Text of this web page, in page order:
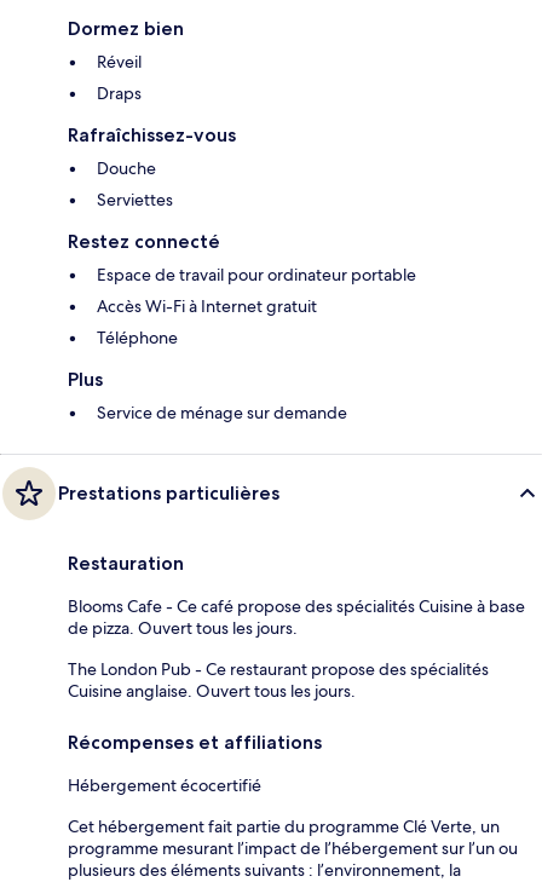
Dormez bien
Réveil
Draps
Rafraîchissez-vous
Douche
Serviettes
Restez connecté
Espace de travail pour ordinateur portable
Accès Wi-Fi à Internet gratuit
Téléphone
Plus
Service de ménage sur demande
Prestations particulières
Restauration
Blooms Cafe - Ce café propose des spécialités Cuisine à base
de pizza. Ouvert tous les jours.
The London Pub - Ce restaurant propose des spécialités
Cuisine anglaise. Ouvert tous les jours.
Récompenses et affiliations
Hébergement écocertifié
Cet hébergement fait partie du programme Clé Verte, un
programme mesurant l’impact de l’hébergement sur l’un ou
plusieurs des éléments suivants : l’environnement, la